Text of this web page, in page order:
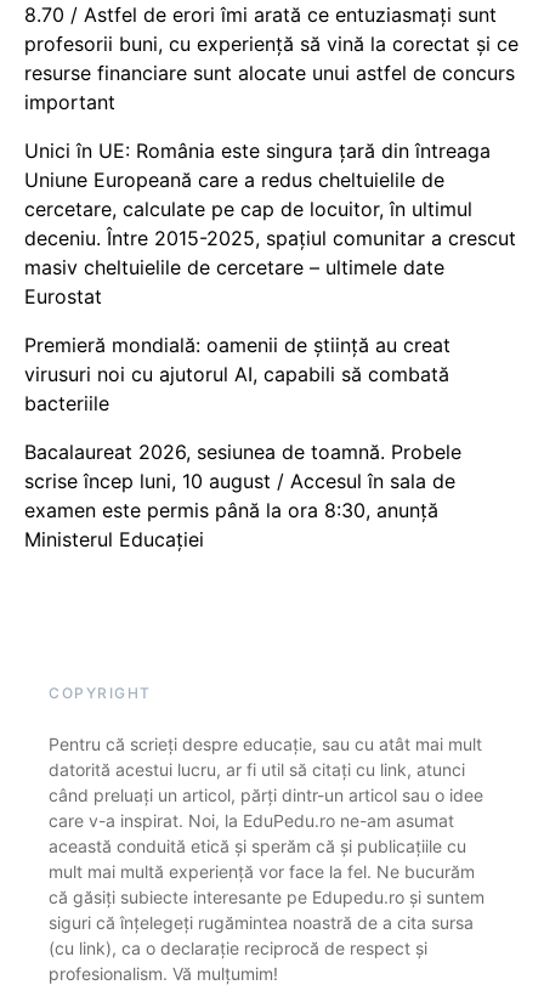
8.70 / Astfel de erori îmi arată ce entuziasmați sunt
profesorii buni, cu experiență să vină la corectat și ce
resurse financiare sunt alocate unui astfel de concurs
important
Unici în UE: România este singura țară din întreaga
Uniune Europeană care a redus cheltuielile de
cercetare, calculate pe cap de locuitor, în ultimul
deceniu. Între 2015-2025, spațiul comunitar a crescut
masiv cheltuielile de cercetare – ultimele date
Eurostat
Premieră mondială: oamenii de știință au creat
virusuri noi cu ajutorul AI, capabili să combată
bacteriile
Bacalaureat 2026, sesiunea de toamnă. Probele
scrise încep luni, 10 august / Accesul în sala de
examen este permis până la ora 8:30, anunță
Ministerul Educației
COPYRIGHT
Pentru că scrieți despre educație, sau cu atât mai mult
datorită acestui lucru, ar fi util să citați cu link, atunci
când preluați un articol, părți dintr-un articol sau o idee
care v-a inspirat. Noi, la EduPedu.ro ne-am asumat
această conduită etică și sperăm că și publicațiile cu
mult mai multă experiență vor face la fel. Ne bucurăm
că găsiți subiecte interesante pe Edupedu.ro și suntem
siguri că înțelegeți rugămintea noastră de a cita sursa
(cu link), ca o declarație reciprocă de respect și
profesionalism. Vă mulțumim!